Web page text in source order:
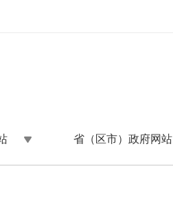
省（区市）政府网站